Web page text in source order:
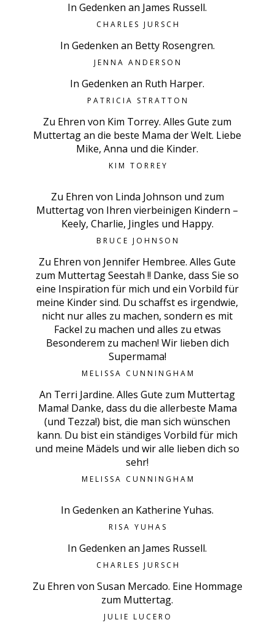
In Gedenken an James Russell.
CHARLES JURSCH
In Gedenken an Betty Rosengren.
JENNA ANDERSON
In Gedenken an Ruth Harper.
PATRICIA STRATTON
Zu Ehren von Kim Torrey. Alles Gute zum
Muttertag an die beste Mama der Welt. Liebe
Mike, Anna und die Kinder.
KIM TORREY
Zu Ehren von Linda Johnson und zum
Muttertag von Ihren vierbeinigen Kindern –
Keely, Charlie, Jingles und Happy.
BRUCE JOHNSON
Zu Ehren von Jennifer Hembree. Alles Gute
zum Muttertag Seestah !! Danke, dass Sie so
eine Inspiration für mich und ein Vorbild für
meine Kinder sind. Du schaffst es irgendwie,
nicht nur alles zu machen, sondern es mit
Fackel zu machen und alles zu etwas
Besonderem zu machen! Wir lieben dich
Supermama!
MELISSA CUNNINGHAM
An Terri Jardine. Alles Gute zum Muttertag
Mama! Danke, dass du die allerbeste Mama
(und Tezza!) bist, die man sich wünschen
kann. Du bist ein ständiges Vorbild für mich
und meine Mädels und wir alle lieben dich so
sehr!
MELISSA CUNNINGHAM
In Gedenken an Katherine Yuhas.
RISA YUHAS
In Gedenken an James Russell.
CHARLES JURSCH
Zu Ehren von Susan Mercado. Eine Hommage
zum Muttertag.
JULIE LUCERO